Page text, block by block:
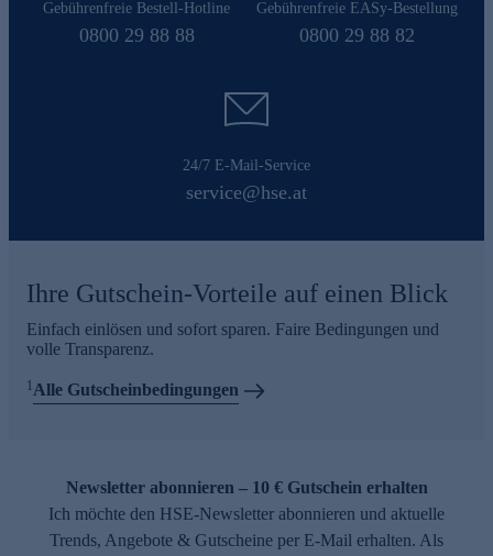
Gebührenfreie Bestell-Hotline
0800 29 88 88
Gebührenfreie EASy-Bestellung
0800 29 88 82
24/7 E-Mail-Service
service@hse.at
Ihre Gutschein-Vorteile auf einen Blick
Einfach einlösen und sofort sparen. Faire Bedingungen und
volle Transparenz.
1Alle Gutscheinbedingungen
Newsletter abonnieren – 10 € Gutschein erhalten
Ich möchte den HSE-Newsletter abonnieren und aktuelle
Trends, Angebote & Gutscheine per E-Mail erhalten. Als